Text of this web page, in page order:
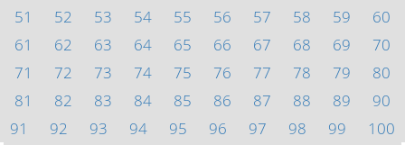
51
52 53 54 55 56 57 58 59
60
61
62 63 64 65 66 67 68 69
70
71
72 73 74 75 76 77 78 79
80
81
82 83 84 85 86 87 88 89
90
91
92 93 94 95 96 97 98 99
100